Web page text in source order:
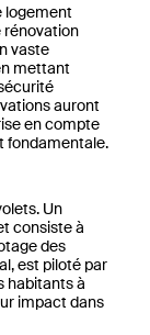
logement
vaste
mettant
auront
en compte
fondamentale.
Un
consiste à
des
est piloté par
habitants à
impact dans